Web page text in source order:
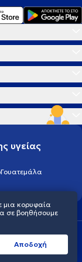
υγείας
Γουατεμάλα
απορρήτου
μια κορυφαία
σε βοηθήσουμε
Aποδοχή